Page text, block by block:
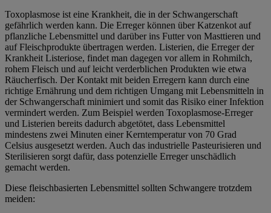
Toxoplasmose ist eine Krankheit, die in der Schwangerschaft
gefährlich werden kann. Die Erreger können über Katzenkot auf
pflanzliche Lebensmittel und darüber ins Futter von Masttieren und
auf Fleischprodukte übertragen werden. Listerien, die Erreger der
Krankheit Listeriose, findet man dagegen vor allem in Rohmilch,
rohem Fleisch und auf leicht verderblichen Produkten wie etwa
Räucherfisch. Der Kontakt mit beiden Erregern kann durch eine
richtige Ernährung und dem richtigen Umgang mit Lebensmitteln in
der Schwangerschaft minimiert und somit das Risiko einer Infektion
vermindert werden. Zum Beispiel werden Toxoplasmose-Erreger
und Listerien bereits dadurch abgetötet, dass Lebensmittel
mindestens zwei Minuten einer Kerntemperatur von 70 Grad
Celsius ausgesetzt werden. Auch das industrielle Pasteurisieren und
Sterilisieren sorgt dafür, dass potenzielle Erreger unschädlich
gemacht werden.
Diese fleischbasierten Lebensmittel sollten Schwangere trotzdem
meiden: